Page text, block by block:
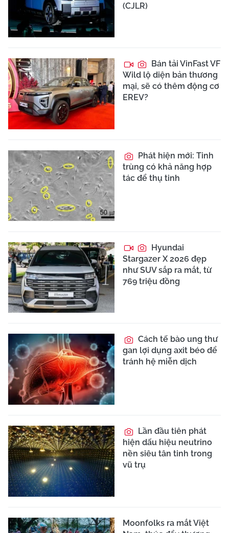
(CJLR)
Bán tải VinFast VF
Wild lộ diện bản thương
mại, sẽ có thêm động cơ
EREV?
Phát hiện mới: Tinh
trùng có khả năng hợp
tác để thụ tinh
Hyundai
Stargazer X 2026 đẹp
như SUV sắp ra mắt, từ
769 triệu đồng
Cách tế bào ung thư
gan lợi dụng axit béo để
tránh hệ miễn dịch
Lần đầu tiên phát
hiện dấu hiệu neutrino
nền siêu tân tinh trong
vũ trụ
Moonfolks ra mắt Việt